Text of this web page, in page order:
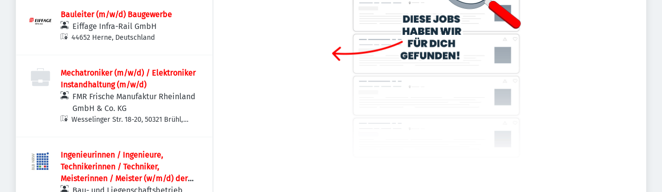
Bauleiter (m/w/d) Baugewerbe
Eiffage Infra-Rail GmbH
44652 Herne, Deutschland
Mechatroniker (m/w/d) / Elektroniker
Instandhaltung (m/w/d)
FMR Frische Manufaktur Rheinland
GmbH & Co. KG
Wesselinger Str. 18-20, 50321 Brühl,
Ingenieurinnen / Ingenieure,
Technikerinnen / Techniker,
Meisterinnen / Meister (w/m/d) der